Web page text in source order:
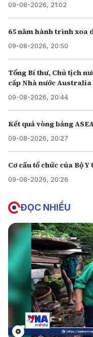
09-08-2026, 21:02
65 năm hành trình xoa
09-08-2026, 20:50
Tổng Bí thư, Chủ tịch
cấp Nhà nước Australia
09-08-2026, 20:44
Kết quả vòng bảng
09-08-2026, 20:27
Cơ cấu tổ chức của Bộ Y
09-08-2026, 20:26
ĐỌC NHIỀU